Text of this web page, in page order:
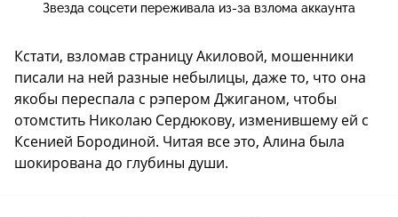
Звезда соцсети переживала из-за взлома аккаунта
Кстати, взломав страницу Акиловой, мошенники
писали на ней разные небылицы, даже то, что она
якобы переспала с рэпером Джиганом, чтобы
отомстить Николаю Сердюкову, изменившему ей с
Ксенией Бородиной. Читая все это, Алина была
шокирована до глубины души.